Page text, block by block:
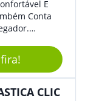
E
Conta
A Qualidade
É
Ainda
CLIC